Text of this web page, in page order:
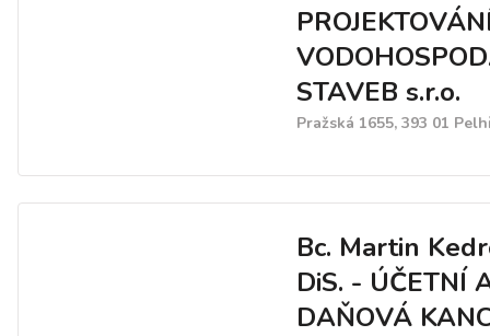
STAVEB s.r.o.
Pražská 1655, 393 01
Bc. Martin
DiS. - ÚČETNÍ
DAŇOVÁ